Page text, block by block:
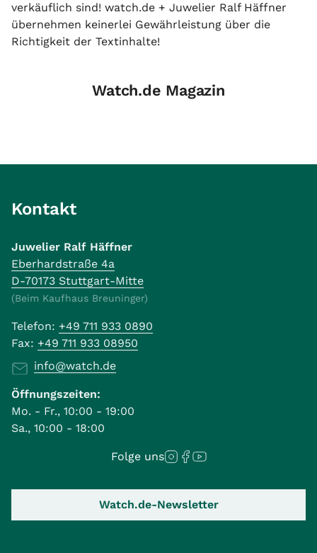
verkäuflich sind! watch.de + Juwelier Ralf Häffner
übernehmen keinerlei Gewährleistung über die
Richtigkeit der Textinhalte!
Watch.de Magazin
Kontakt
Juwelier Ralf Häffner
Eberhardstraße 4a
D-70173 Stuttgart-Mitte
(Beim Kaufhaus Breuninger)
Telefon: +49 711 933 0890
Fax: +49 711 933 08950
info@watch.de
Öffnungszeiten:
Mo. - Fr., 10:00 - 19:00
Sa., 10:00 - 18:00
Folge uns
Watch.de-Newsletter